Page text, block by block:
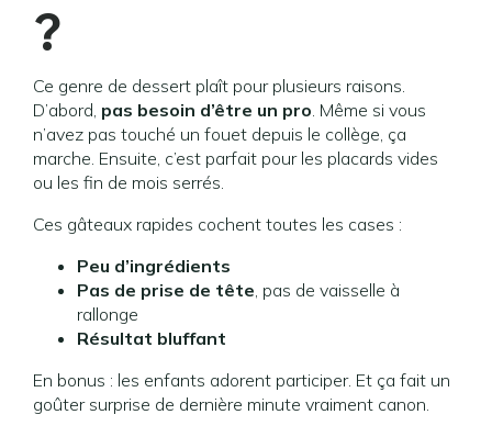
?
Ce genre de dessert plaît pour plusieurs raisons.
D’abord, pas besoin d’être un pro. Même si vous
n’avez pas touché un fouet depuis le collège, ça
marche. Ensuite, c’est parfait pour les placards vides
ou les fin de mois serrés.
Ces gâteaux rapides cochent toutes les cases :
Peu d’ingrédients
Pas de prise de tête, pas de vaisselle à
rallonge
Résultat bluffant
En bonus : les enfants adorent participer. Et ça fait un
goûter surprise de dernière minute vraiment canon.